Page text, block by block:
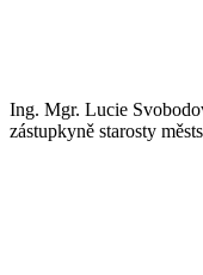
Ing. Mgr. Lucie
zástupkyně starosty